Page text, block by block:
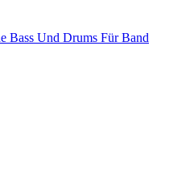
Bass Und Drums Für Band